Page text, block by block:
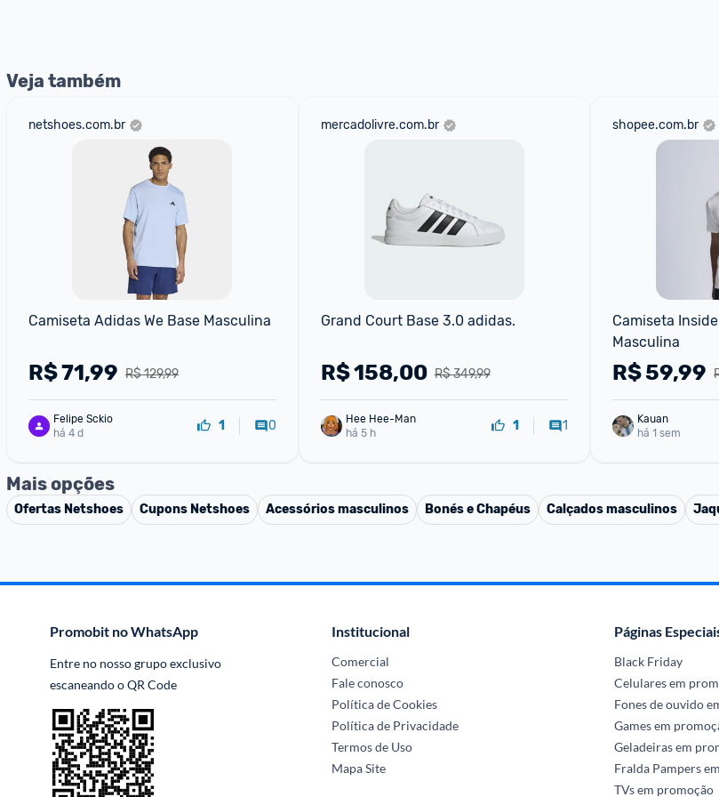
Veja também
netshoes.com.br
Camiseta Adidas We Base Masculina
R$ 129,99
R$71,99
Felipe Sckio
há 4 d
1 0
mercadolivre.com.br
Grand Court Base 3.0 adidas.
R$ 349,99
R$158,00
Hee Hee-Man
há 5 h
1 1
shopee.com.br
Camiseta
Masculina
R$59,99
Kauan
há 1 sem
Mais opções
Ofertas Netshoes Cupons Netshoes Acessórios masculinos Bonés e Chapéus Calçados masculinos
Promobit no WhatsApp
Entre no nosso grupo exclusivo
escaneando o QR Code
Institucional
Comercial
Fale conosco
Política de Cookies
Política de Privacidade
Termos de Uso
Mapa Site
Páginas
Black Friday
Celulares em
Fones de ouvido
Games em
Geladeiras em
Fralda Pampers
TVs em promoção